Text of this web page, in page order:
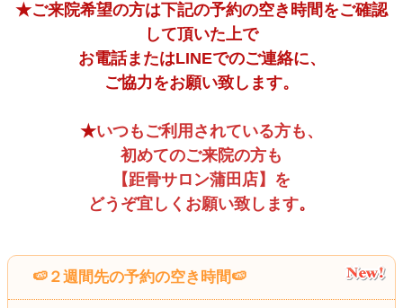
★ご来院希望の方は下記の予約の空き時間をご確認
して頂いた上で
お電話またはLINEでのご連絡に、
ご協力をお願い致します。
★いつもご利用されている方も、
初めてのご来院の方も
【距骨サロン蒲田店】を
どうぞ宜しくお願い致します。
🍉２週間先の予約の空き時間🍉